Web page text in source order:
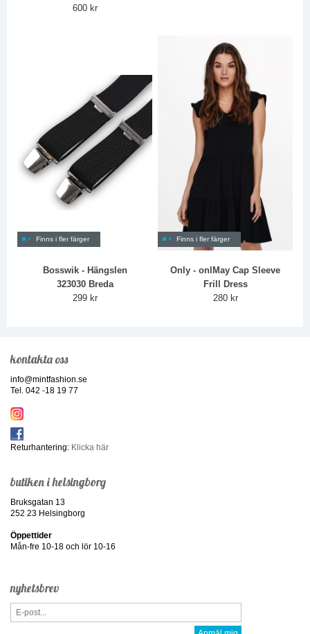
600 kr
Finns i fler färger
Bosswik - Hängslen
323030 Breda
299 kr
Finns i fler färger
Only - onlMay Cap Sleeve
Frill Dress
280 kr
kontakta oss
info@mintfashion.se
Tel. 042 -18 19 77
Returhantering: Klicka här
butiken i helsingborg
Bruksgatan 13
252 23 Helsingborg
Öppettider
Mån-fre 10-18 och lör 10-16
nyhetsbrev